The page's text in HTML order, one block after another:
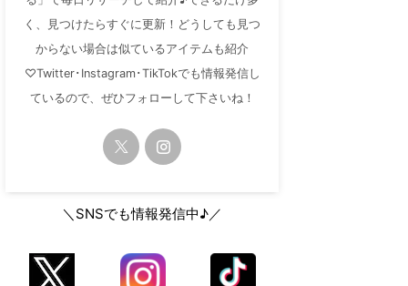
く、見つけたらすぐに更新！どうしても見つ
からない場合は似ているアイテムも紹介
♡Twitter･Instagram･TikTokでも情報発信し
ているので、ぜひフォローして下さいね！
＼SNSでも情報発信中♪／